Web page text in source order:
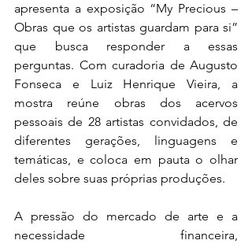
apresenta a exposição “My Precious –
Obras que os artistas guardam para si”
que busca responder a essas
perguntas. Com curadoria de Augusto
Fonseca e Luiz Henrique Vieira, a
mostra reúne obras dos acervos
pessoais de 28 artistas convidados, de
diferentes gerações, linguagens e
temáticas, e coloca em pauta o olhar
deles sobre suas próprias produções.
A pressão do mercado de arte e a
necessidade financeira,